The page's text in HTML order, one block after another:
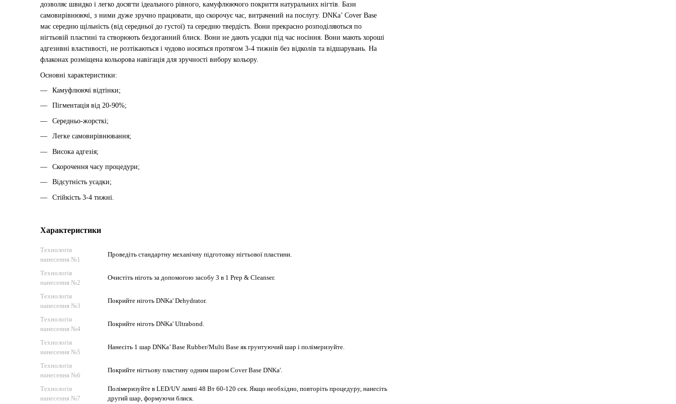
дозволяє швидко і легко досягти ідеального рівного, камуфлюючого покриття натуральних нігтів. Бази
самовирівнюючі, з ними дуже зручно працювати, що скорочує час, витрачений на послугу. DNKa’ Cover Base
має середню щільність (від середньої до густої) та середню твердість. Вони прекрасно розподіляються по
нігтьовій пластині та створюють бездоганний блиск. Вони не дають усадки під час носіння. Вони мають хороші
адгезивні властивості, не розтікаються і чудово носяться протягом 3-4 тижнів без відколів та відшарувань. На
флаконах розміщена кольорова навігація для зручності вибору кольору.
Основні характеристики:
Камуфлюючі відтінки;
Пігментація від 20-90%;
Середньо-жорсткі;
Легке самовирівнювання;
Висока адгезія;
Скорочення часу процедури;
Відсутність усадки;
Стійкість 3-4 тижні.
Характеристики
Технологія
нанесення №1
Проведіть стандартну механічну підготовку нігтьової пластини.
Технологія
нанесення №2
Очистіть ніготь за допомогою засобу 3 в 1 Prep & Cleanser.
Технологія
нанесення №3
Покрийте ніготь DNKa' Dehydrator.
Технологія
нанесення №4
Покрийте ніготь DNKa' Ultrabond.
Технологія
нанесення №5
Нанесіть 1 шар DNKa’ Base Rubber/Multi Base як грунтуючий шар і полімеризуйте.
Технологія
нанесення №6
Покрийте нігтьову пластину одним шаром Cover Base DNKa'.
Технологія
нанесення №7
Полімеризуйте в LED/UV лампі 48 Вт 60-120 сек. Якщо необхідно, повторіть процедуру, нанесіть
другий шар, формуючи блиск.